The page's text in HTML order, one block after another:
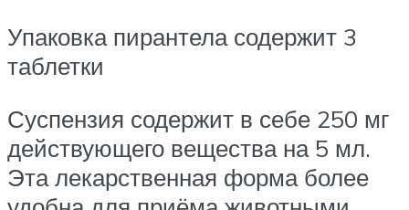
Упаковка пирантела содержит 3
таблетки
Суспензия содержит в себе 250 мг
действующего вещества на 5 мл.
Эта лекарственная форма более